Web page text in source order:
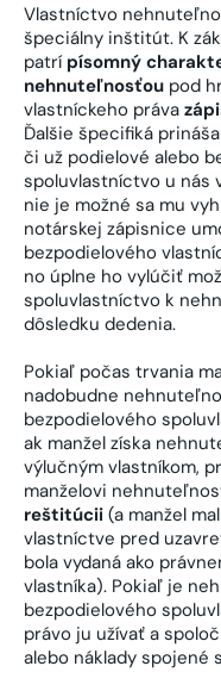
Vlastníctvo
špeciálny inštitút. K
patrí písomný
nehnuteľnosťou pod
vlastníckeho práva
Ďalšie špecifiká
či už podielové alebo
spoluvlastníctvo u nás
nie je možné sa mu
notárskej zápisnice
bezpodielového
no úplne ho vylúčiť
spoluvlastníctvo k
dôsledku dedenia.
Pokiaľ počas trvania
nadobudne
bezpodielového
ak manžel získa
výlučným vlastníkom,
manželovi
reštitúcii (a manžel
vlastníctve pred
bola vydaná ako
vlastníka). Pokiaľ je
bezpodielového
právo ju užívať a
alebo náklady spojené